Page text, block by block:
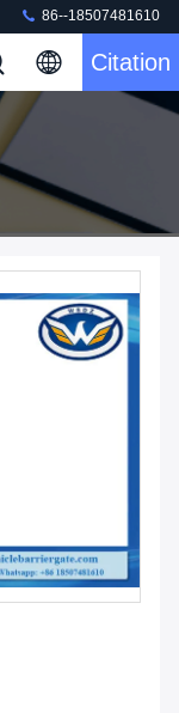
86--18507481610
Citation